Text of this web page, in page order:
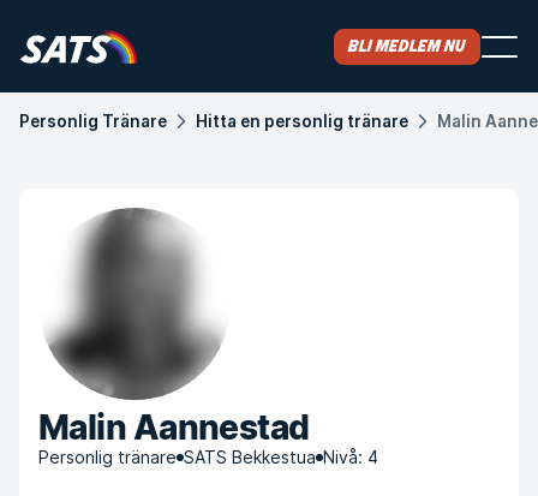
Bli medlem nu
Personlig Tränare Hitta en personlig tränare Malin
Malin Aannestad
Personlig tränare SATS Bekkestua Nivå: 4